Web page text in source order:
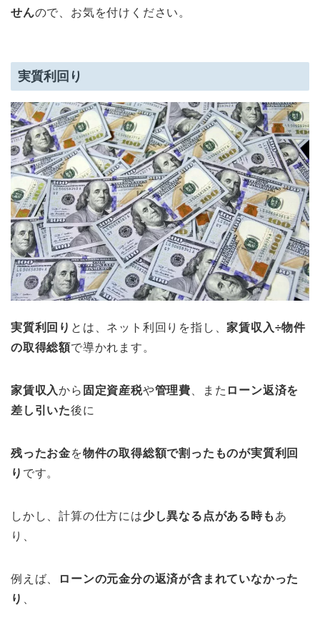
せんので、お気を付けください。
実質利回り
実質利回り とは、ネット利回りを指し、家賃収入÷物件
の取得総額で導かれます。
家賃収入から 固定資産税や管理費 、また ローン返済を
差し引いた後に
残ったお金を物件の取得総額で割ったものが実質利回
り です。
しかし、計算の仕方には少し異なる点がある時も あ
り、
例えば、
ローンの元金分の返済が含まれていなかった
り